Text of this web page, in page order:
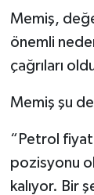
Memiş,
önemli
çağrıları
Memiş şu
“Petrol
pozisyonu
kalıyor. Bir